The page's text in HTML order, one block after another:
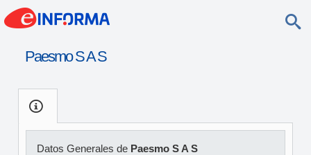
Paesmo S A S
Datos Generales de Paesmo S A S